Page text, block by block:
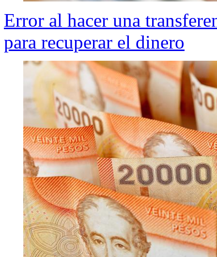
Error al hacer una
para recuperar el dinero